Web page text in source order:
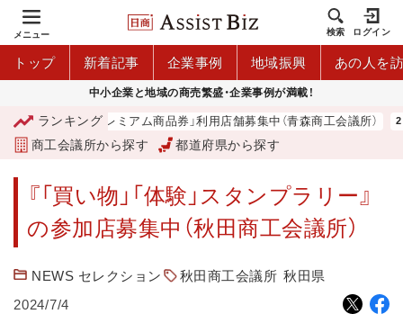
メニュー 検索 ログイン
トップ 新着記事 企業事例 地域振興 あの人を
中小企業と地域の商売繁盛・企業事例が満載！
ランキング
「青森市プレミアム商品券」利用店舗募集中（青森商工会議所）
商工会議所から探す 都道府県から探す
『「買い物」「体験」スタンプラリー』
の参加店募集中（秋田商工会議所）
NEWS セレクション 秋田商工会議所 秋田県
2024/7/4